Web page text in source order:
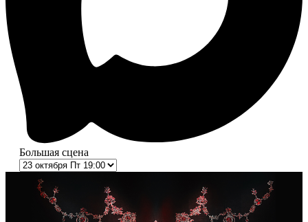
Большая сцена